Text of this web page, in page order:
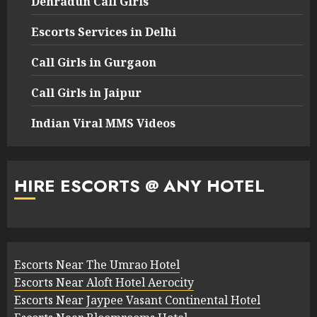
Escorts Services in Delhi
Call Girls in Gurgaon
Call Girls in Jaipur
Indian Viral MMS Videos
HIRE ESCORTS @ ANY HOTEL
Escorts Near The Umrao Hotel
Escorts Near Aloft Hotel Aerocity
Escorts Near Jaypee Vasant Continental Hotel